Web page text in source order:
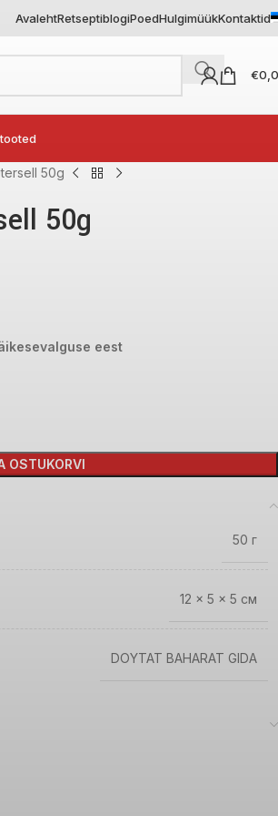
AvalehtRetseptiblogiPoedHulgimüükKontaktid
€
50g
50g
eest
OSTUKORVI
50 г
12 × 5 × 5 см
DOYTAT BAHARAT GIDA